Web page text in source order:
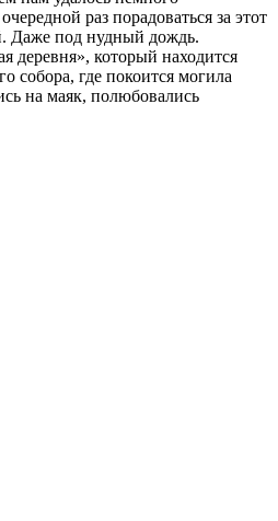
раз порадоваться за этот
Даже под нудный дождь.
деревня», который находится
собора, где покоится могила
на маяк, полюбовались